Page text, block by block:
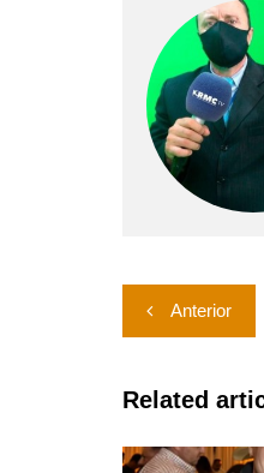
de
Post
Anterior
Related